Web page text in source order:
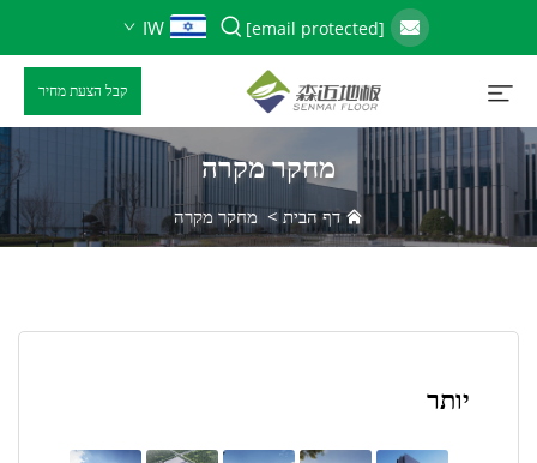
[email protected]
IW
קבל הצעת מחיר
מחקר מקרה
דף הבית> מחקר מקרה
יותר